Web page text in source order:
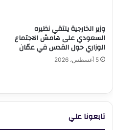
وزير الخارجية يلتقي نظيره
السعودي على هامش الاجتماع
الوزاري حول القدس في عمّان
5 أغسطس، 2026
تابعونا علي